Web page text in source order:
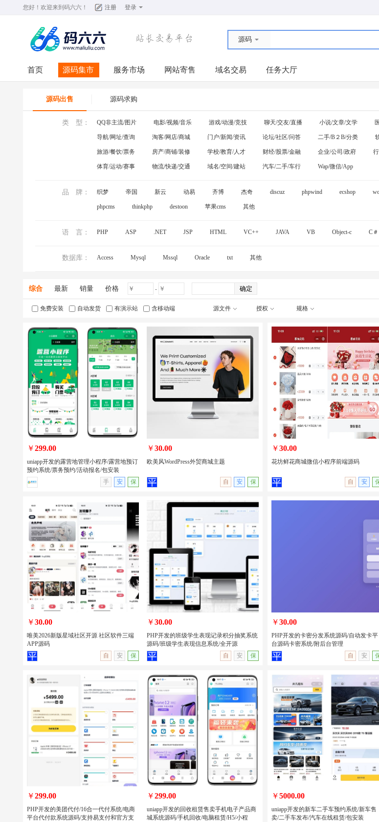
您好！欢迎来到 码六六 ！ 注册 登录
源码
首页 源码集市 服务市场 网站寄售 域名交易 任务大厅
源码出售 源码求购
类 型： QQ非主流/图片 电影/视频/音乐 游戏/动漫/竞技 聊天/交友/直播 小说/文章/文学
导航/网址/查询 淘客/网店/商城 门户/新闻/资讯 论坛/社区/问答 二手/B２B/分类
旅游/餐饮/票务 房产/商铺/装修 学校/教育/人才 财经/股票/金融 企业/公司/政府
体育/运动/赛事 物流/快递/交通 域名/空间/建站 汽车/二手/车行 Wap/微信/App
品 牌： 织梦 帝国 新云 动易 齐博 杰奇 discuz phpwind ecshop
phpcms thinkphp destoon 苹果cms 其他
语 言： PHP ASP .NET JSP HTML VC++ JAVA VB Object-c C＃
数据库： Access Mysql Mssql Oracle txt 其他
综合 最新 销量 价格 -
免费安装 自动发货 有演示站 含移动端 源文件 授权 规格
uniapp开发的露营地管理小程序/露营地
预订预约系统/票务预约/活动报名/包安
装
无演示
￥299.00
uniapp开发的露营地管理小程序/露营地预订
预约系统/票务预约/活动报名/包安装
手
安 保
欧美风WordPress外贸商城主题
无演示
￥30.00
欧美风WordPress外贸商城主题
自 安 保
无演示
￥30.00
花坊鲜花商城微信小程序前端源码
自 安
唯美2026新版星域社区开源 社区软件三
端APP源码
￥30.00
唯美2026新版星域社区开源 社区软件三端
APP源码
自
安 保
PHP开发的班级学生表现记录积分抽奖
系统源码/班级学生表现信息系统/全开
源
￥30.00
PHP开发的班级学生表现记录积分抽奖系统
源码/班级学生表现信息系统/全开源
自
安 保
PHP开发的卡密分发系统源码/自动发卡
平台源码卡密系统/附后台管理
￥30.00
PHP开发的卡密分发系统源码/自动发卡平
台源码卡密系统/附后台管理
自
安
￥299.00
PHP开发的美团代付/16合一代付系统/电商
平台代付款系统源码/支持易支付和官方支
￥299.00
uniapp开发的回收租赁售卖手机电子产品商
城系统源码/手机回收/电脑租赁/H5/小程
￥5000.00
uniapp开发的新车二手车预约系统/新车售
卖/二手车发布/汽车在线租赁/包安装